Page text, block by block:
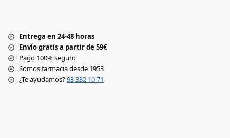
Entrega en 24-48 horas
Envío gratis a partir de 59€
Pago 100% seguro
Somos farmacia desde 1953
¿Te ayudamos?93 332 10 71